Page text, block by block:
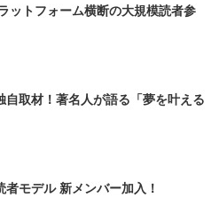
ットフォーム横断の大規模読者参
自取材！著名人が語る「夢を叶える
者モデル 新メンバー加入！